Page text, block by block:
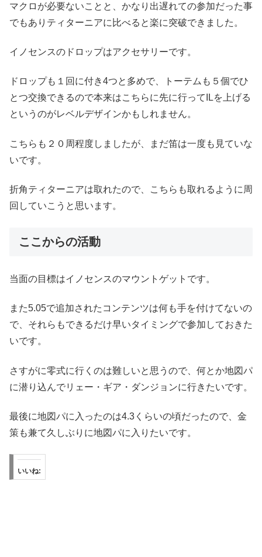
マクロが必要ないことと、かなり出遅れての参加だった事
でもありティターニアに比べると楽に突破できました。
イノセンスのドロップはアクセサリーです。
ドロップも１回に付き4つと多めで、トーテムも５個でひ
とつ交換できるので本来はこちらに先に行ってILを上げる
というのがレベルデザインかもしれません。
こちらも２０周程度しましたが、まだ笛は一度も見ていな
いです。
折角ティターニアは取れたので、こちらも取れるように周
回していこうと思います。
ここからの活動
当面の目標はイノセンスのマウントゲットです。
また5.05で追加されたコンテンツは何も手を付けてないの
で、それらもできるだけ早いタイミングで参加しておきた
いです。
さすがに零式に行くのは難しいと思うので、何とか地図パ
に潜り込んでリェー・ギア・ダンジョンに行きたいです。
最後に地図パに入ったのは4.3くらいの頃だったので、金
策も兼て久しぶりに地図パに入りたいです。
いいね: